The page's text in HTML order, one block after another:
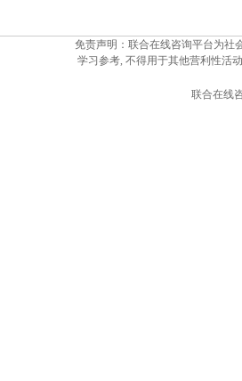
免责声明：联合在线咨询平台为社
学习参考, 不得用于其他营利性活
联合在线